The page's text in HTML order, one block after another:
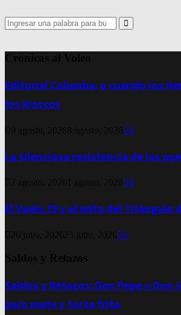
Search
for:
Search
Crónicas al Voleo
Editorial Columba, o cuando los
los kioscos
9 agosto, 20268 agosto, 2026 0
La silenciosa resistencia de los
2 agosto, 2026 1 agosto, 2026 0
El Vuelo 19 y el mito del Triángulo
26 julio, 2026 25 julio, 2026 0
Saldos y Retazos
Saldos y Retazos: Don Pepe y Don
puro mate y torta frita